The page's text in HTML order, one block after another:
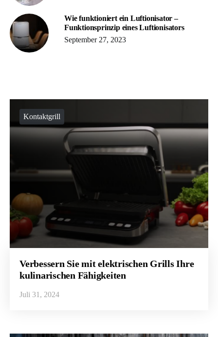
Wie funktioniert ein Luftionisator –
Funktionsprinzip eines Luftionisators
September 27, 2023
Kontaktgrill
Verbessern Sie mit elektrischen Grills Ihre
kulinarischen Fähigkeiten
Juli 31, 2024